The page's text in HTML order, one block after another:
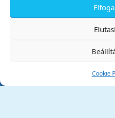
Cookie
Tata Város